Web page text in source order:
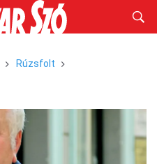
Rúzsfolt